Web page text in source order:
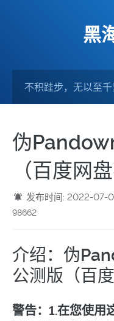
黑
伪
（百度网
发布时间: 2022-07-
98662
介绍：伪
公测版（百
警告：1.在您使用